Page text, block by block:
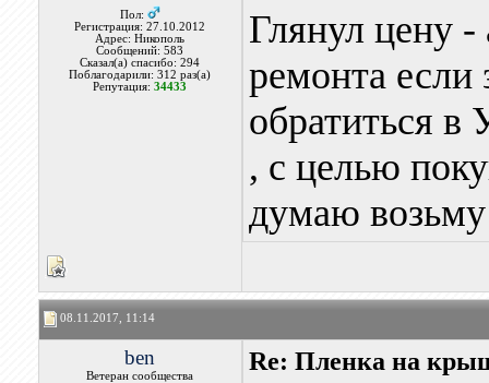
Пол:
Регистрация: 27.10.2012
Адрес: Никополь
Сообщений: 583
Сказал(а) спасибо: 294
Поблагодарили: 312 раз(а)
Репутация:34433
Глянул цену
ремонта
обратиться в
, с целью
думаю
08.11.2017, 11:14
ben
Ветеран сообщества
Re: Пленка на